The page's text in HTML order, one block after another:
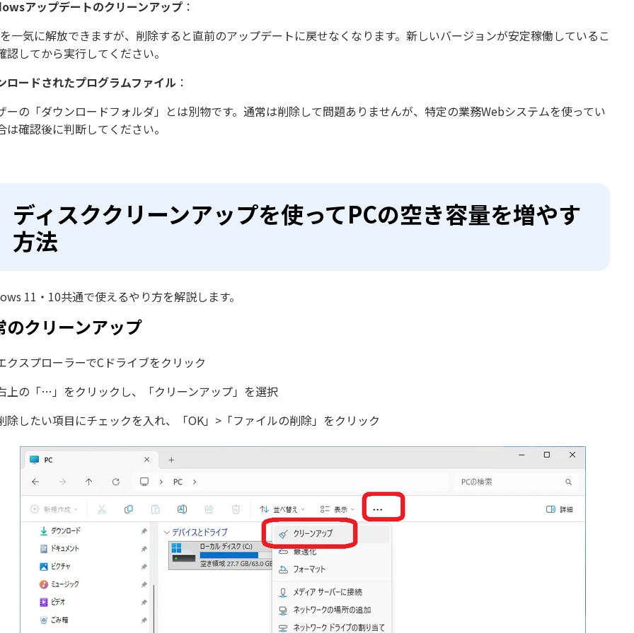
アップデートのクリーンアップ ：
一気に解放できますが、削除すると直前のアップデートに戻せなくなります。新しいバージョンが安定稼働しているこ
認してから実行してください。
ロードされたプログラムファイル ：
ーの「ダウンロードフォルダ」とは別物です。通常は削除して問題ありませんが、特定の業務Webシステムを使ってい
は確認後に判断してください。
ディスククリーンアップを使ってPCの空き容量を増やす
方法
11・10共通で使えるやり方を解説します。
のクリーンアップ
クスプローラーでCドライブをクリック
上の「…」をクリックし、「クリーンアップ」を選択
除したい項目にチェックを入れ、「OK」>「ファイルの削除」をクリック